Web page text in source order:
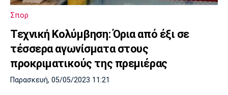
Cine Spot
Running
Κηφισιά Πανσερραϊκός
Σπορ
Τεχνική Κολύμβηση: Όρια από έξι σε
τέσσερα αγωνίσματα στους
προκριματικούς της πρεμιέρας
Παρασκευή, 05/05/2023 11:21